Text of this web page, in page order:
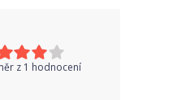
z 1 hodnocení